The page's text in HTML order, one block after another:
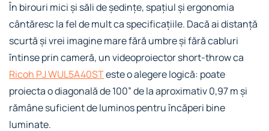
În birouri mici și săli de ședințe, spațiul și ergonomia
cântăresc la fel de mult ca specificațiile. Dacă ai distanță
scurtă și vrei imagine mare fără umbre și fără cabluri
întinse prin cameră, un videoproiector short-throw ca
Ricoh PJ WUL5A40STeste o alegere logică: poate
proiecta o diagonală de 100” de la aproximativ 0,97 m și
rămâne suficient de luminos pentru încăperi bine
luminate.